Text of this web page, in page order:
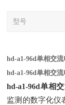
型号
hd-a1-96d单相交
hd-a1-96d单相交
hd-a1-96d单相
监测的数字化仪